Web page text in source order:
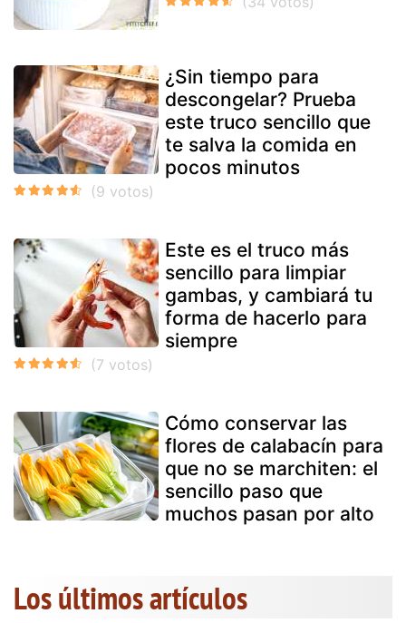
¿Sin tiempo para
descongelar? Prueba
este truco sencillo que
te salva la comida en
pocos minutos
Este es el truco más
sencillo para limpiar
gambas, y cambiará tu
forma de hacerlo para
siempre
Cómo conservar las
flores de calabacín para
que no se marchiten: el
sencillo paso que
muchos pasan por alto
Los últimos artículos